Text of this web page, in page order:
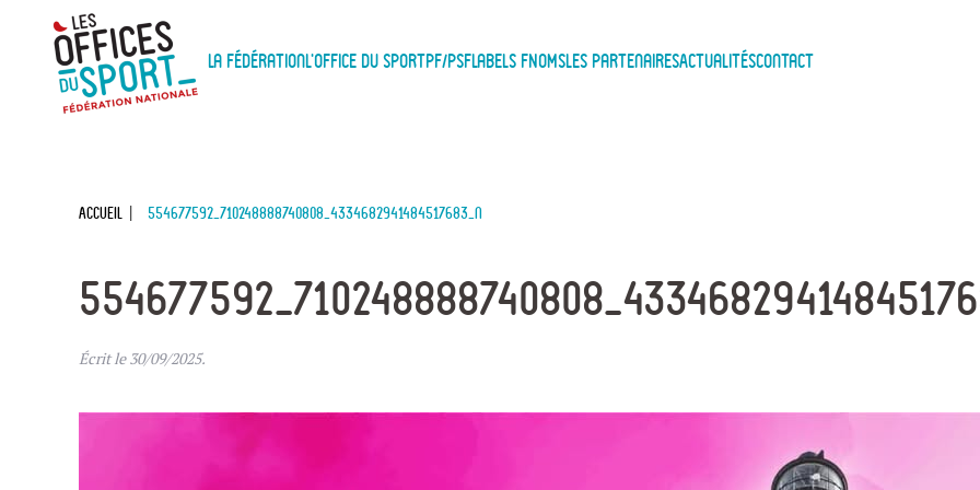
Skip to main content
La Fédération L'Office du SportPF/PSF Labels FNOMS Les PartenairesActualitésContact
Accueil 554677592_710248888740808_4334682941484517683_n
Écrit le30/09/2025.
Panneau de gestion des cookies